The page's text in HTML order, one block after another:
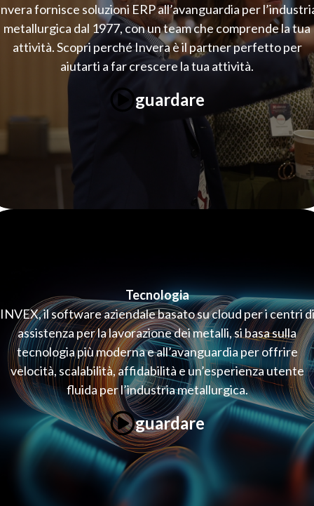
fornisce soluzioni ERP all’avanguardia per
metallurgica dal 1977, con un team che comprende la tua
attività. Scopri perché Invera è il partner perfetto per
aiutarti a far crescere la tua attività.
guardare
Tecnologia
INVEX, il software aziendale basato su cloud per i centri di
assistenza per la lavorazione dei metalli, si basa sulla
tecnologia più moderna e all’avanguardia per offrire
velocità, scalabilità, affidabilità e un’esperienza utente
fluida per l’industria metallurgica.
guardare